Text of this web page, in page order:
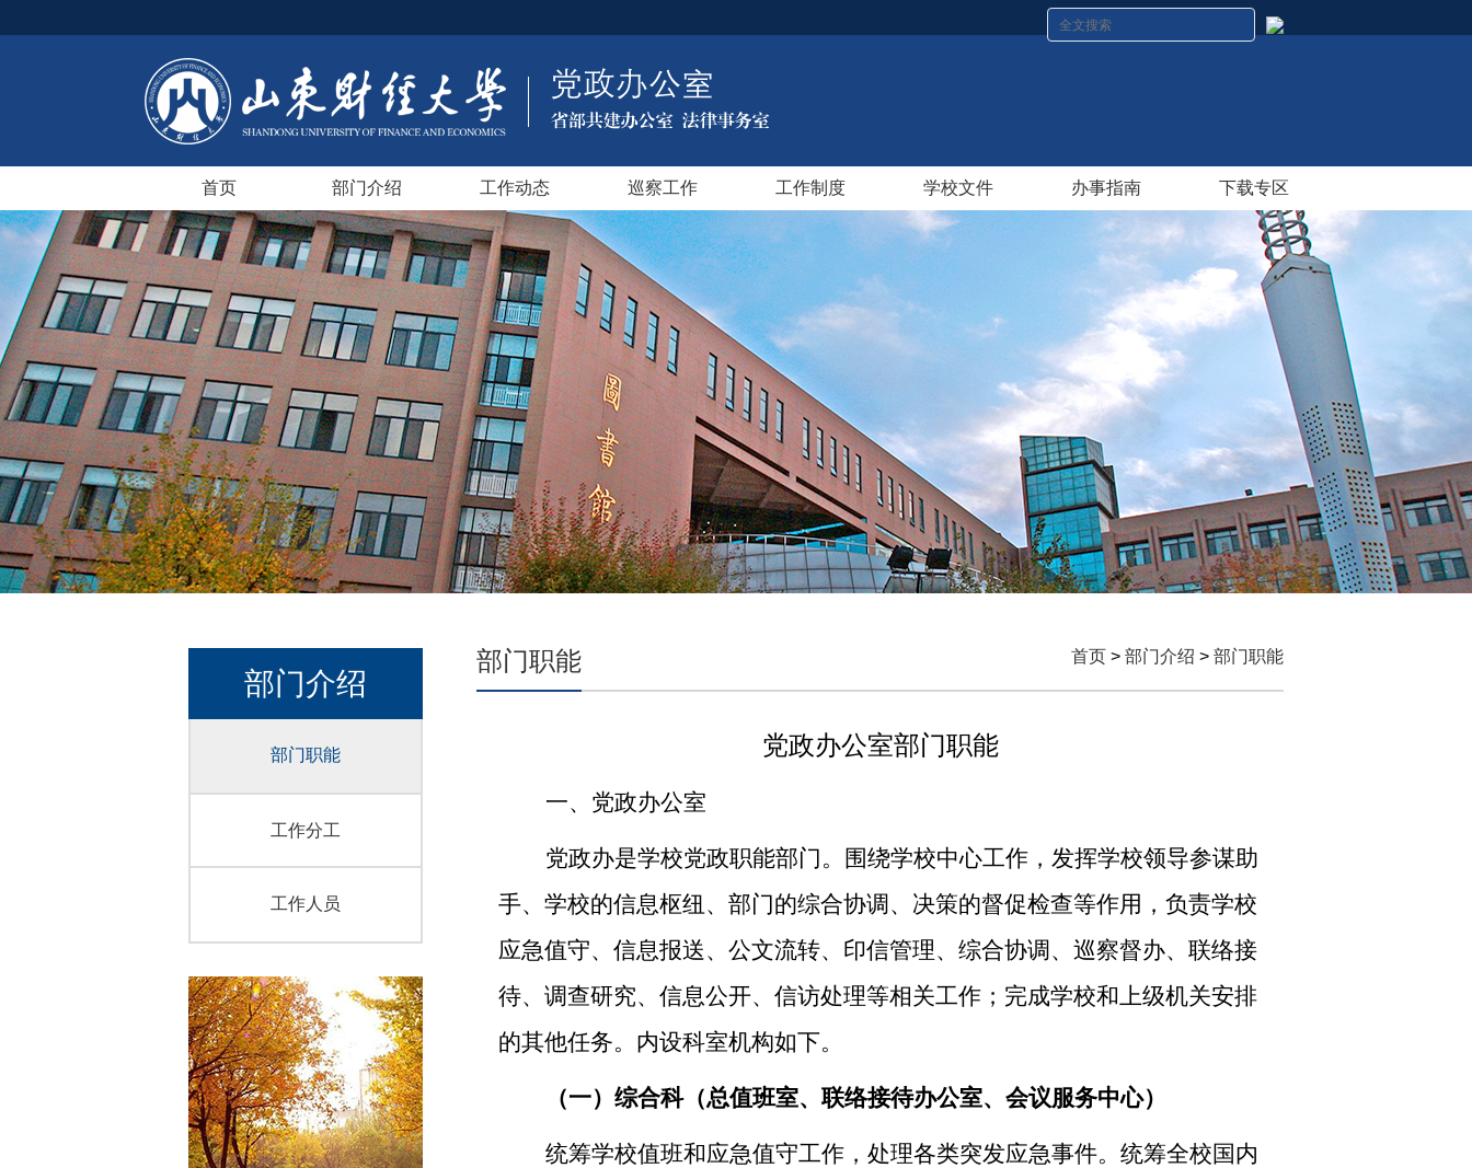
首页 部门介绍 工作动态 巡察工作 工作制度 学校文件 办事指南 下载专区
部门介绍
部门职能
工作分工
工作人员
部门职能 首页 > 部门介绍 > 部门职能
党政办公室部门职能
一、党政办公室
党政办是学校党政职能部门。围绕学校中心工作，发挥学校领导参谋助
手、学校的信息枢纽、部门的综合协调、决策的督促检查等作用，负责学校
应急值守、信息报送、公文流转、印信管理、综合协调、巡察督办、联络接
待、调查研究、信息公开、信访处理等相关工作；完成学校和上级机关安排
的其他任务。内设科室机构如下。
（一）综合科（总值班室、联络接待办公室、会议服务中心）
统筹学校值班和应急值守工作，处理各类突发应急事件。统筹全校国内